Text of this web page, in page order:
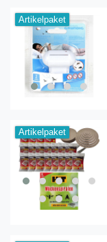
Artikelpaket
Artikelpaket